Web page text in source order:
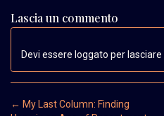
Lascia un commento
Devi essere loggato per
Post navigation
← My Last Column: Finding